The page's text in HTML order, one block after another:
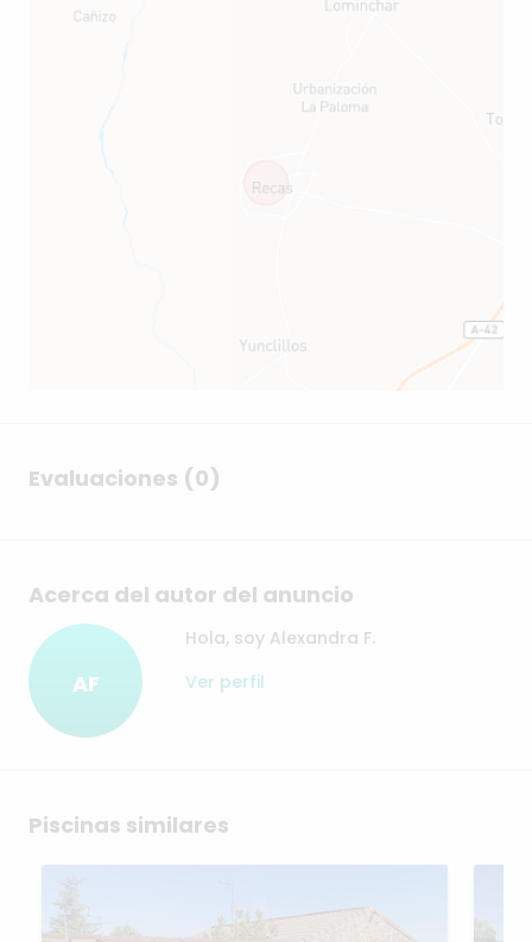
Evaluaciones (0)
Acerca del autor del anuncio
AF
Hola, soy Alexandra F.
Ver perfil
Piscinas similares